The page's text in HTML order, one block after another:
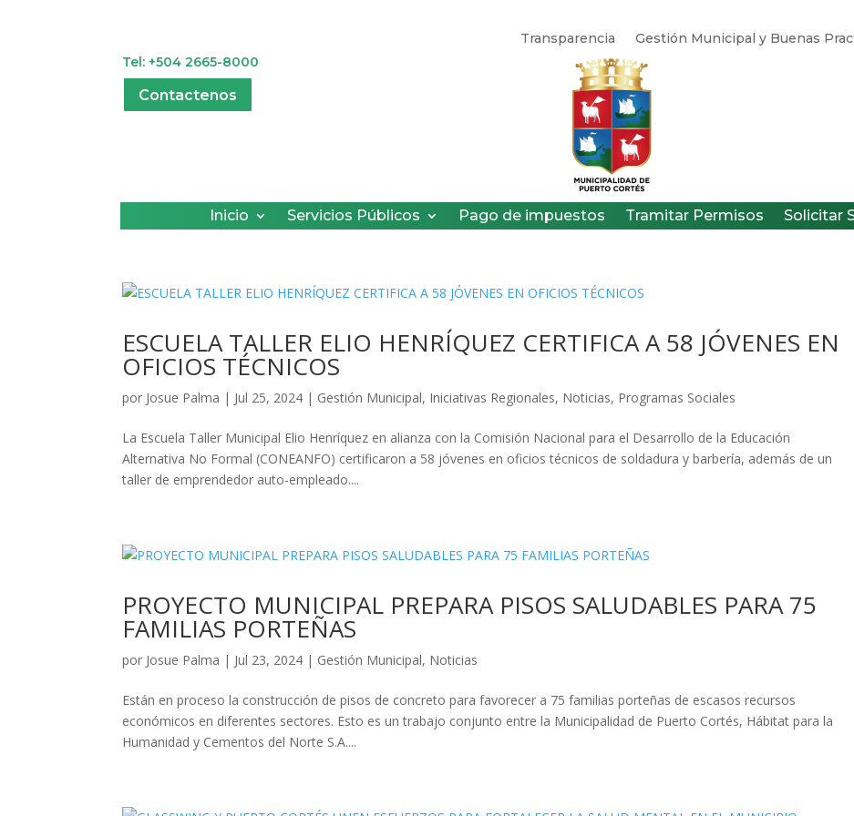
Transparencia Gestión Municipal y Buenas
Tel: +504 2665-8000
Contactenos
Inicio Servicios Públicos Pago de impuestos Tramitar Permisos Solicitar
ESCUELA TALLER ELIO HENRÍQUEZ CERTIFICA A 58 JÓVENES EN
OFICIOS TÉCNICOS
por Josue Palma | Jul 25, 2024 | Gestión Municipal, Iniciativas Regionales, Noticias, Programas Sociales
La Escuela Taller Municipal Elio Henríquez en alianza con la Comisión Nacional para el Desarrollo de la Educación
Alternativa No Formal (CONEANFO) certificaron a 58 jóvenes en oficios técnicos de soldadura y barbería, además de un
taller de emprendedor auto-empleado....
PROYECTO MUNICIPAL PREPARA PISOS SALUDABLES PARA 75
FAMILIAS PORTEÑAS
por Josue Palma | Jul 23, 2024 | Gestión Municipal, Noticias
Están en proceso la construcción de pisos de concreto para favorecer a 75 familias porteñas de escasos recursos
económicos en diferentes sectores. Esto es un trabajo conjunto entre la Municipalidad de Puerto Cortés, Hábitat para la
Humanidad y Cementos del Norte S.A....